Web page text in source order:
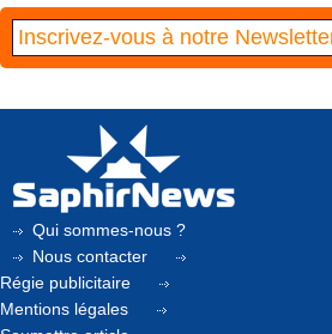
Qui sommes-nous ?
Nous contacter
Régie publicitaire
Mentions légales